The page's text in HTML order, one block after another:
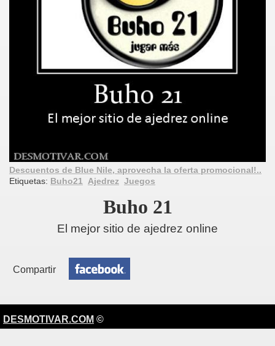
Descuentos de Blue Nile, aprovecha la oferta promocional!..
Etiquetas: Buho21 Ajedrez Juegos
Buho 21
El mejor sitio de ajedrez online
Compartir
DESMOTIVAR.COM ©